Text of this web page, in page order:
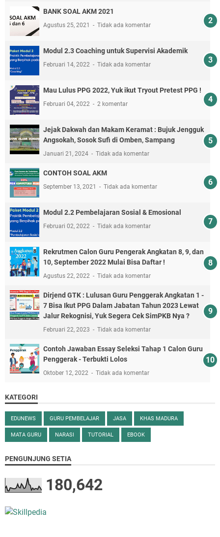
BANK SOAL AKM 2021
Agustus 25, 2021 Tidak ada komentar
Modul 2.3 Coaching untuk Supervisi Akademik
Februari 14, 2022 Tidak ada komentar
Mau Lulus PPG 2022, Yuk ikut Tryout Pretest PPG !
Februari 04, 2022 2 komentar
Jejak Dakwah dan Makam Keramat : Bujuk Jengguk
Angsokah, Sosok Sufi di Omben, Sampang
Januari 21, 2024 Tidak ada komentar
CONTOH SOAL AKM
September 13, 2021 Tidak ada komentar
Modul 2.2 Pembelajaran Sosial & Emosional
Februari 02, 2022 Tidak ada komentar
Rekrutmen Calon Guru Pengerak Angkatan 8, 9, dan
10, September 2022 Mulai Bisa Daftar !
Agustus 22, 2022 Tidak ada komentar
Dirjend GTK : Lulusan Guru Penggerak Angkatan 1 -
7 Bisa Ikut PPG Dalam Jabatan Tahun 2023 Lewat
Jalur Rekognisi, Yuk Segera Cek SimPKB Nya ?
Februari 22, 2023 Tidak ada komentar
Contoh Jawaban Essay Seleksi Tahap 1 Calon Guru
Penggerak - Terbukti Lolos
Oktober 12, 2022 Tidak ada komentar
KATEGORI
EDUNEWS GURU PEMBELAJAR JASA KHAS MADURA
MATA GURU NARASI TUTORIAL EBOOK
PENGUNJUNG SETIA
180,642